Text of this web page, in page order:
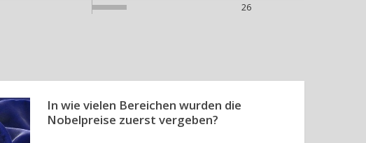
26
In wie vielen Bereichen wurden die
Nobelpreise zuerst vergeben?